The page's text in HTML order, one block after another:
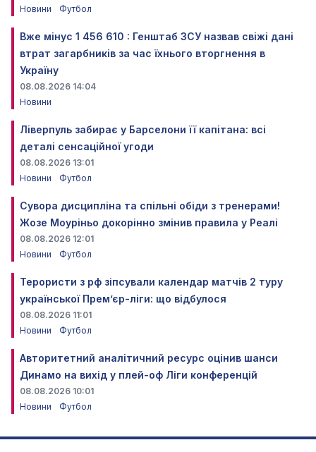
Новини
Футбол
Вже мінус 1 456 610 : Генштаб ЗСУ назвав свіжі дані
втрат загарбників за час їхнього вторгнення в
Україну
08.08.2026 14:04
Новини
Ліверпуль забирає у Барселони її капітана: всі
деталі сенсаційної угоди
08.08.2026 13:01
Новини
Футбол
Сувора дисципліна та спільні обіди з тренерами!
Жозе Моуріньо докорінно змінив правила у Реалі
08.08.2026 12:01
Новини
Футбол
Терористи з рф зіпсували календар матчів 2 туру
української Прем’єр-ліги: що відбулося
08.08.2026 11:01
Новини
Футбол
Авторитетний аналітичний ресурс оцінив шанси
Динамо на вихід у плей-оф Ліги конференцій
08.08.2026 10:01
Новини
Футбол